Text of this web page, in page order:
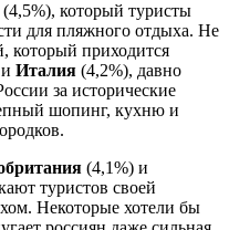
(4,5%), который туристы
для пляжного отдыха. Не
который приходится
Италия (4,2%), давно
за исторические
шопинг, кухню и
(4,1%) и
туристов своей
Некоторые хотели бы